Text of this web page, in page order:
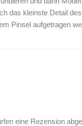
das kleinste Detail
Pinsel aufgetragen
eine Rezension